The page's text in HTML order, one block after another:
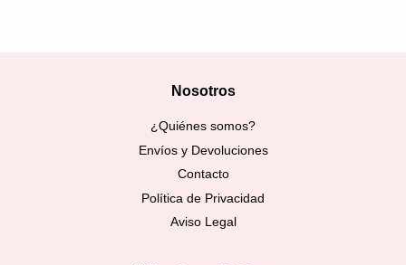
Nosotros
¿Quiénes somos?
Envíos y Devoluciones
Contacto
Política de Privacidad
Aviso Legal